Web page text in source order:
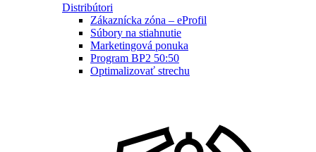
Distribútori
Zákaznícka zóna – eProfil
Súbory na stiahnutie
Marketingová ponuka
Program BP2 50:50
Optimalizovať strechu